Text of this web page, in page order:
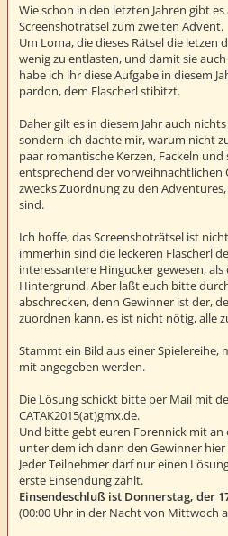
t
a
g
Wie schon in den letzten Jahren gibt
Screenshoträtsel zum zweiten Advent.
Um Loma, die dieses Rätsel die letzen
wenig zu entlasten, und damit sie
habe ich ihr diese Aufgabe in diesem
pardon, dem Flascherl stibitzt.
Daher gilt es in diesem Jahr auch
sondern ich dachte mir, warum nicht
paar romantische Kerzen, Fackeln
entsprechend der vorweihnachtlichen
zwecks Zuordnung zu den
sind.
Ich hoffe, das Screenshoträtsel ist
immerhin sind die leckeren Flascherl
interessantere Hingucker gewesen,
Hintergrund. Aber laßt euch bitte
abschrecken, denn Gewinner ist der,
zuordnen kann, es ist nicht nötig, alle
Stammt ein Bild aus einer Spielereihe,
mit angegeben werden.
Die Lösung schickt bitte per Mail mit
CATAK2015(at)gmx.de.
Und bitte gebt euren Forennick mit
unter dem ich dann den Gewinner
Jeder Teilnehmer darf nur einen
erste Einsendung zählt.
Einsendeschluß ist Donnerstag, der
(00:00 Uhr in der Nacht von Mittwoch